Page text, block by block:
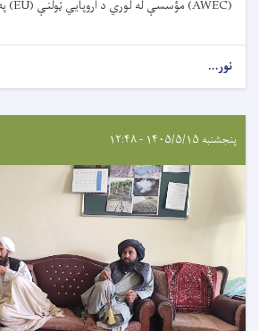
(AWEC) مؤسسې له لوري د اروپایي ټولنې (EU) په مالي ملاتړ د اورګون. . .
نور...
پنجشنبه ۱۴۰۵/۵/۱۵ - ۱۲:۴۸